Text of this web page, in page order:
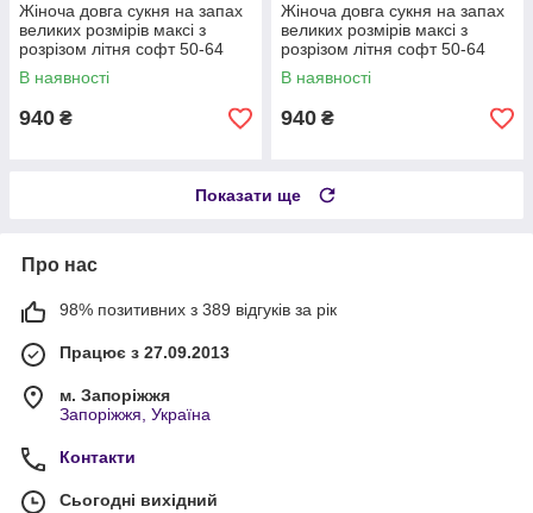
Жіноча довга сукня на запах
великих розмірів максі з
розрізом літня софт 50-64
В наявності
940 ₴
Жіноча довга сукня на запах
великих розмірів максі з
розрізом літня софт 50-64
В наявності
940 ₴
Показати ще
Про нас
98% позитивних з 389 відгуків за рік
Працює з 27.09.2013
м. Запоріжжя
Запоріжжя, Україна
Контакти
Сьогодні вихідний